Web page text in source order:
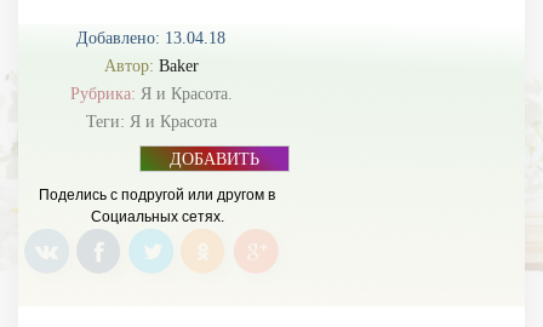
Добавлено: 13.04.18
Автор: Baker
Рубрика: Я и Красота.
Теги: Я и Красота
ДОБАВИТЬ
Поделись с подругой или другом в
Социальных сетях.